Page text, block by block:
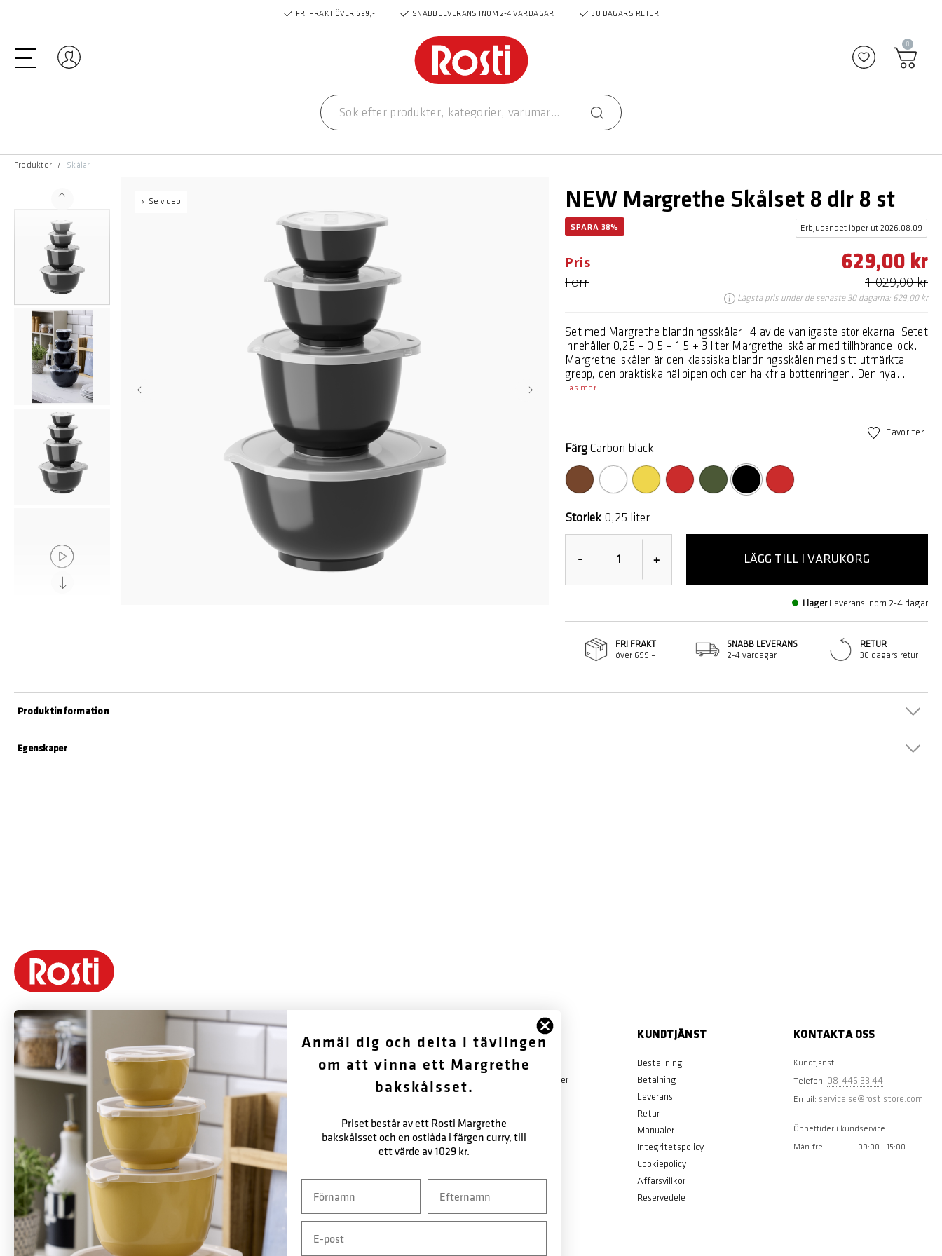
FRI FRAKT ÖVER 699,- SNABB LEVERANS INOM 2-4 VARDAGAR 30 DAGARS RETUR
Logga in Lägg till i
0
Produkter Skålar
Se video NEW Margrethe Skålset 8 dlr 8 st
SPARA 38% Erbjudandet löper ut 2026.08.09
Pris 629,00 kr
Förr 1 029,00 kr
Lägsta pris under de senaste 30 dagarna: 629,00 kr
Set med Margrethe blandningsskålar i 4 av de vanligaste storlekarna. Setet
innehåller 0,25 + 0,5 + 1,5 + 3 liter Margrethe-skålar med tillhörande lock.
Margrethe-skålen är den klassiska blandningsskålen med sitt utmärkta
grepp, den praktiska hällpipen och den halkfria bottenringen. Den nya
versionen av Margrethe-skålen är tillverkad av plastmaterialet Durostima®.
blandningsskålen användas som praktisk förvaringsskål. 5 års garanti.
Margrethe-skålen skapades i Sigvard Bernadotte och Acton Bjørns
designstudio i Köpenhamn och 1954 fick man kungafamiljens tillstånd att
uppkalla skålen efter drottning Margrethe II. Finns i en mängd fina färger
Läs mer
Favoriter
Färg Carbon black
markerade
Storlek 0,25 liter
- + LÄGG TILL I VARUKORG
I lager Leverans inom 2-4 dagar
FRI FRAKT
över 699:–
SNABB LEVERANS
2-4 vardagar
RETUR
30 dagars retur
Egenskaper
Produktinformation
Rosti är ett danskt varumärke grundat 1944 av Rolf Fahrenholtz och Stig
Jørgensen. Varumärkets mest kända produkt är Margrethe-skålen, som 1954
med tillstånd från det danska hovet fick sitt namn efter drottning Margrethe
Rosti tillverkar hållbara produkter med fokus på funktion, kvalitet, färger och
god design. Många av Rostis produkter som lanserades på 1950- och 1960-
talen är fortfarande i produktion och säljs över hela världen – främst i Europa,
men även USA och Kanada är viktiga marknader. Rostis ambition är att vara
ett globalt designvarumärke med Margrethe-skålen som flaggskepp.
Varumärket kommer också att fortsätta utveckla nya koncept och produkter
FÖLJ OSS
Facebook
OM OSS
Historik
Garantibestämmelser
KUNDTJÄNST
Beställning
Betalning
Leverans
Retur
Manualer
Integritetspolicy
Cookiepolicy
Affärsvillkor
Reservedele
KONTAKTA OSS
Kundtjänst:
Telefon: 08-446 33 44
Email: service.se@rostistore.com
Öppettider i kundservice:
Mån-fre: 09:00 - 15:00
Anmäl dig och delta i tävlingen
om att vinna ett Margrethe
bakskålsset.
Priset består av ett Rosti Margrethe
bakskålsset och en ostlåda i färgen curry, till
ett värde av 1029 kr.